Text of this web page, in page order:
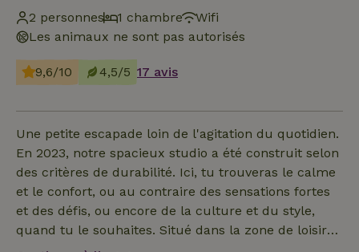
2 personnes
1 chambre
Wifi
Les animaux ne sont pas autorisés
9,6/10 4,5/5 17 avis
Une petite escapade loin de l'agitation du quotidien.
En 2023, notre spacieux studio a été construit selon
des critères de durabilité. Ici, tu trouveras le calme
et le confort, ou au contraire des sensations fortes
et des défis, ou encore de la culture et du style,
quand tu le souhaites. Situé dans la zone de loisirs